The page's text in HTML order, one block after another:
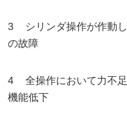
3 シリンダ操作が作
の故障
4 全操作において
機能低下